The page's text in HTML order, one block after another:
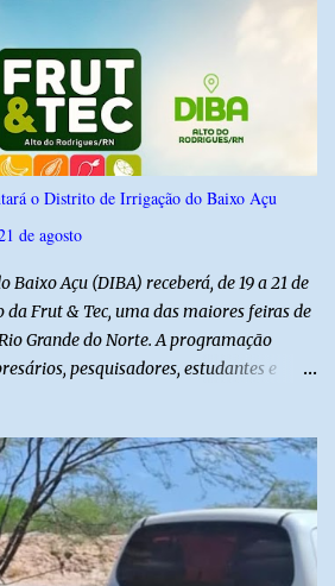
22 de junho de 2026. O levantamento
2,5 pontos percentuais e nível de
no TSE: RN-09520/2026
o Distrito de Irrigação do Baixo Açu
de agosto
Açu (DIBA) receberá, de 19 a 21 de
da Frut & Tec, uma das maiores feiras de
Grande do Norte. A programação
pesquisadores, estudantes e
voltadas ao setor. Além das atividades
programação cultural. No dia 20 de
prestigiar o show de humor com Mução,
musical de Vê Barreto. A Frut & Tec
Distrito de Irrigação do Baixo Açu como